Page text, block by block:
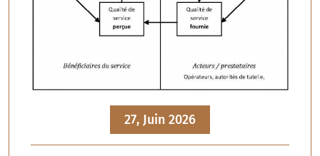
27, Juin 2026